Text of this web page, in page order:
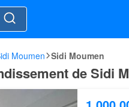
Moumen Sidi Moumen
de Sidi